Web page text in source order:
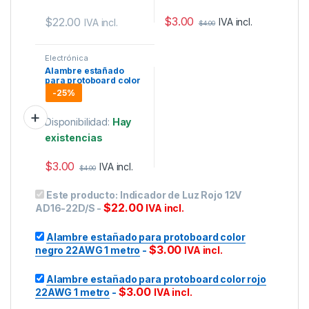
$22.00 IVA incl. $3.00 $4.00 IVA incl.
Electrónica
Alambre estañado
para protoboard color
rojo 22AWG 1 metro
-25%
Disponibilidad: Hay
existencias
$3.00 $4.00 IVA incl.
Este producto: Indicador de Luz Rojo 12V
AD16-22D/S -$22.00 IVA incl.
Alambre estañado para protoboard color
negro 22AWG 1 metro - $3.00 IVA incl.
Alambre estañado para protoboard color rojo
22AWG 1 metro - $3.00 IVA incl.